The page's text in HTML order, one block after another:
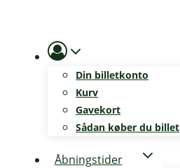
Din billetkonto
Kurv
Gavekort
Sådan køber du billet
Åbningstider